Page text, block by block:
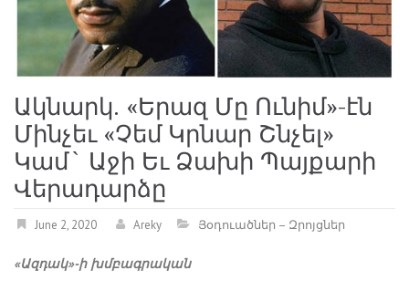
Ակնարկ. «Երազ Մը Ունիմ»-էն
Մինչեւ «Չեմ Կրնար Շնչել»
Կամ` Աջի Եւ Ձախի Պայքարի
Վերադարձը
June 2, 2020 Areky Յօդուածներ – Զրոյցներ
«Ազդակ»-ի խմբագրական